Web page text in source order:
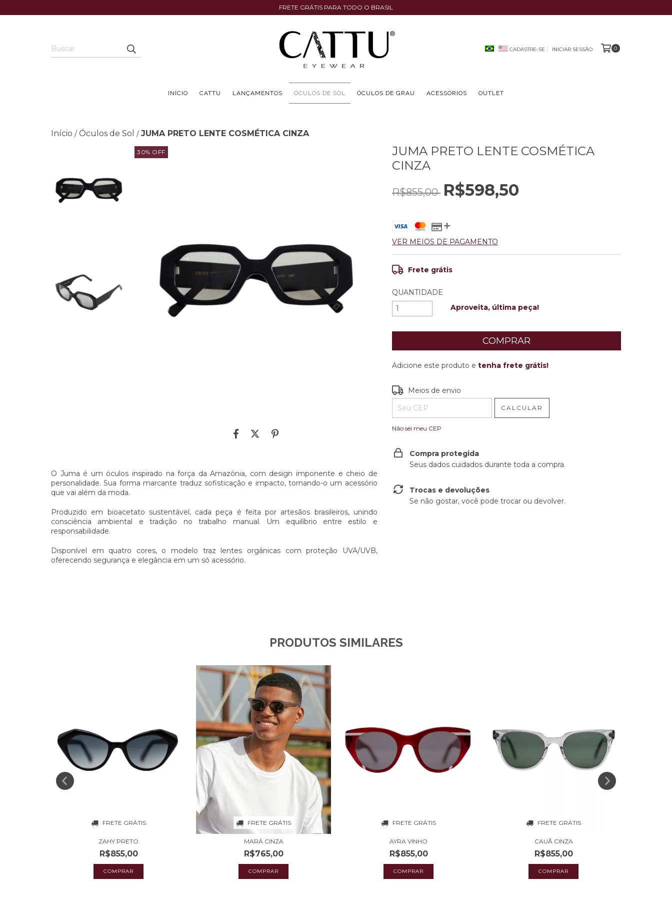
FRETE GRÁTIS PARA TODO O BRASIL
CADASTRE-SE INICIAR SESSÃO 0
INÍCIO CATTU LANÇAMENTOS ÓCULOS DE SOL ÓCULOS DE GRAU ACESSÓRIOS OUTLET
Início / Óculos de Sol / JUMA PRETO LENTE COSMÉTICA CINZA
30% OFF
O Juma é um óculos inspirado na força da Amazônia, com design imponente e cheio de
personalidade. Sua forma marcante traduz sofisticação e impacto, tornando-o um acessório
que vai além da moda.
Produzido em bioacetato sustentável, cada peça é feita por artesãos brasileiros, unindo
consciência ambiental e tradição no trabalho manual. Um equilíbrio entre estilo e
responsabilidade.
Disponível em quatro cores, o modelo traz lentes orgânicas com proteção UVA/UVB,
oferecendo segurança e elegância em um só acessório.
JUMA PRETO LENTE COSMÉTICA
CINZA
R$855,00 R$598,50
VER MEIOS DE PAGAMENTO
Frete grátis
QUANTIDADE
Aproveita, última peça!
Adicione este produto etenha frete grátis!
Entregas para o CEP:
Meios de envio
CALCULAR
Não sei meu CEP
Compra protegida
Seus dados cuidados durante toda a compra.
Trocas e devoluções
Se não gostar, você pode trocar ou devolver.
PRODUTOS SIMILARES
FRETE GRÁTIS
ZAHY PRETO
R$855,00
FRETE GRÁTIS
MARÁ CINZA
R$765,00
FRETE GRÁTIS
AYRA VINHO
R$855,00
FRETE GRÁTIS
CAUÃ CINZA
R$855,00